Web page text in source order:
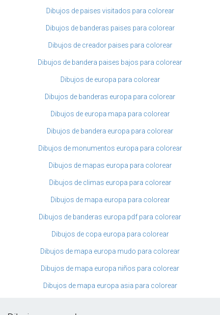
Dibujos de paises visitados para colorear
Dibujos de banderas paises para colorear
Dibujos de creador paises para colorear
Dibujos de bandera paises bajos para colorear
Dibujos de europa para colorear
Dibujos de banderas europa para colorear
Dibujos de europa mapa para colorear
Dibujos de bandera europa para colorear
Dibujos de monumentos europa para colorear
Dibujos de mapas europa para colorear
Dibujos de climas europa para colorear
Dibujos de mapa europa para colorear
Dibujos de banderas europa pdf para colorear
Dibujos de copa europa para colorear
Dibujos de mapa europa mudo para colorear
Dibujos de mapa europa niños para colorear
Dibujos de mapa europa asia para colorear